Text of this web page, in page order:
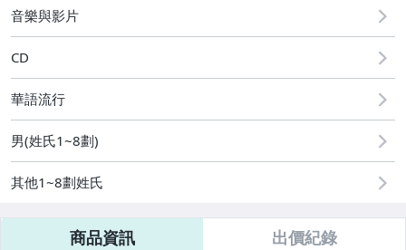
手機、配件與通訊
居家、家具與園藝
男性精品與服飾
偶像、球員卡與郵幣
女裝與服飾配件
音樂與影片
CD
華語流行
男(姓氏1~8劃)
其他1~8劃姓氏
商品資訊 出價紀錄